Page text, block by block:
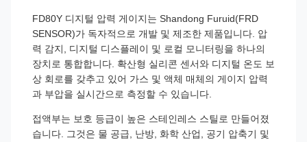
FD80Y 디지털 압력 게이지는 Shandong Furuid(FRD
SENSOR)가 독자적으로 개발 및 제조한 제품입니다. 압
력 감지, 디지털 디스플레이 및 로컬 모니터링을 하나의
장치로 통합합니다. 확산형 실리콘 센서와 디지털 온도 보
상 회로를 갖추고 있어 가스 및 액체 매체의 게이지 압력
과 부압을 실시간으로 측정할 수 있습니다.
접액부는 보호 등급이 높은 스테인레스 스틸로 만들어졌
습니다. 그것은 물 공급, 난방, 화학 산업, 공기 압축기 및